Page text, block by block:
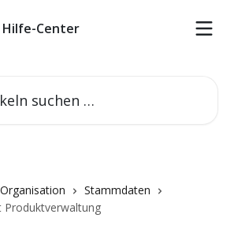
Organisation
Stammdaten
Produktverwaltung